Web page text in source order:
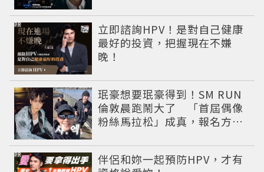
立即諮詢HPV！是對自己健康
最好的投資，把握現在不嫌
晚！
PR
珉豪想要珉豪得到！SM RUN
倫敦晨跑鬧大了 「首屆偶像
粉絲馬拉松」成真，報名方式
伴侶和妳一起預防HPV，才有
PR